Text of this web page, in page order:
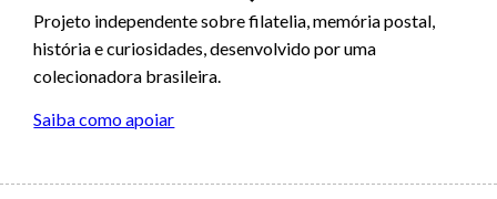
Projeto independente sobre filatelia, memória postal,
história e curiosidades, desenvolvido por uma
colecionadora brasileira.
Saiba como apoiar